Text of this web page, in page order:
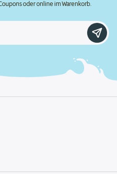
oder online im Warenkorb.